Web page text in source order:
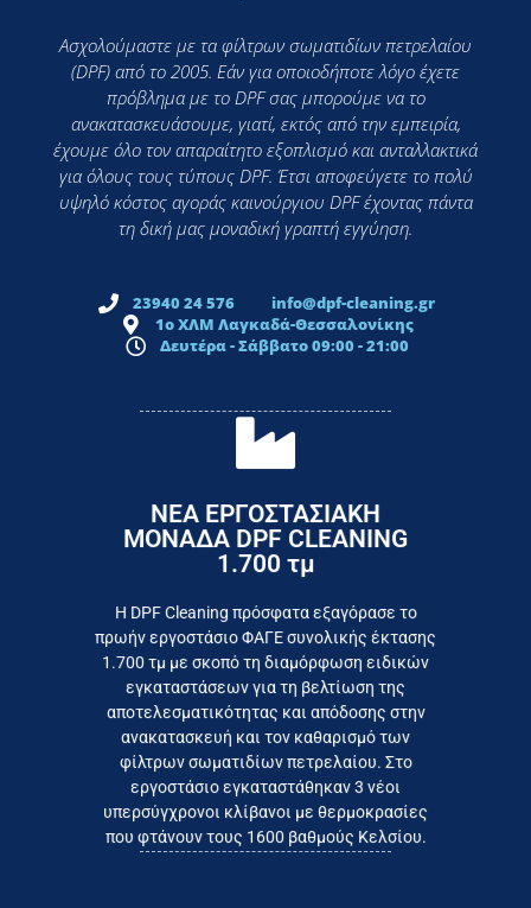
Ασχολούμαστε με τα φίλτρων σωματιδίων πετρελαίου
(DPF) από το 2005. Εάν για οποιοδήποτε λόγο έχετε
πρόβλημα με το DPF σας μπορούμε να το
ανακατασκευάσουμε, γιατί, εκτός από την εμπειρία,
έχουμε όλο τον απαραίτητο εξοπλισμό και ανταλλακτικά
για όλους τους τύπους DPF. Έτσι αποφεύγετε το πολύ
υψηλό κόστος αγοράς καινούργιου DPF έχοντας πάντα
τη δική μας μοναδική γραπτή εγγύηση.
23940 24 576
info@dpf-cleaning.gr
1ο ΧΛΜ Λαγκαδά-Θεσσαλονίκης
Δευτέρα - Σάββατο 09:00 - 21:00
ΝΕΑ ΕΡΓΟΣΤΑΣΙΑΚΗ
ΜΟΝΑΔΑ DPF CLEANING
1.700 τμ
Η DPF Cleaning πρόσφατα εξαγόρασε το
πρωήν εργοστάσιο ΦΑΓΕ συνολικής έκτασης
1.700 τμ με σκοπό τη διαμόρφωση ειδικών
εγκαταστάσεων για τη βελτίωση της
αποτελεσματικότητας και απόδοσης στην
ανακατασκευή και τον καθαρισμό των
φίλτρων σωματιδίων πετρελαίου. Στο
εργοστάσιο εγκαταστάθηκαν 3 νέοι
υπερσύγχρονοι κλίβανοι με θερμοκρασίες
που φτάνουν τους 1600 βαθμούς Κελσίου.
Εργαζόμαστε καθημερινά για
το συμφέρον του τελικού
καταναλωτή